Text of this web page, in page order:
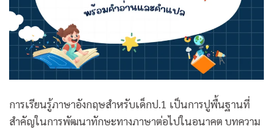
การเรียนรู้ภาษาอังกฤษสำหรับเด็กป.1 เป็นการปูพื้นฐานที่
สำคัญในการพัฒนาทักษะทางภาษาต่อไปในอนาคต บทความ